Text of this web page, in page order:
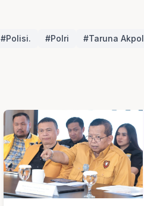
#Polisi. #Polri #Taruna Akpol